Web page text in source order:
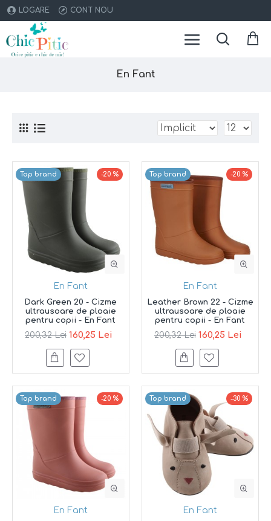
LOGARE CONT NOU
En Fant
Top brand -20 %
En Fant
Dark Green 20 - Cizme
ultrausoare de ploaie
pentru copii - En Fant
200,32 Lei 160,25 Lei
Top brand -20 %
En Fant
Leather Brown 22 - Cizme
ultrausoare de ploaie
pentru copii - En Fant
200,32 Lei 160,25 Lei
Top brand -20 %
En Fant
Top brand -30 %
En Fant